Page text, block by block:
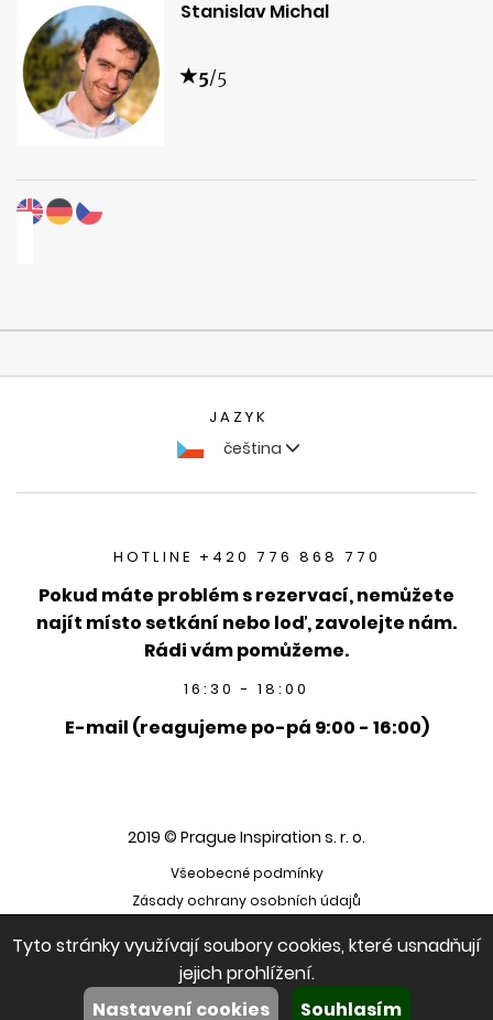
Stanislav Michal
5/5
JAZYK
čeština
HOTLINE +420 776 868 770
Pokud máte problém s rezervací, nemůžete
najít místo setkání nebo loď, zavolejte nám.
Rádi vám pomůžeme.
16:30 - 18:00
E-mail (reagujeme po-pá 9:00 - 16:00)
2019 © Prague Inspiration s. r. o.
Všeobecné podmínky
Zásady ochrany osobních údajů
Tyto stránky využívají soubory cookies, které usnadňují
jejich prohlížení.
Nastavení cookies
Souhlasím